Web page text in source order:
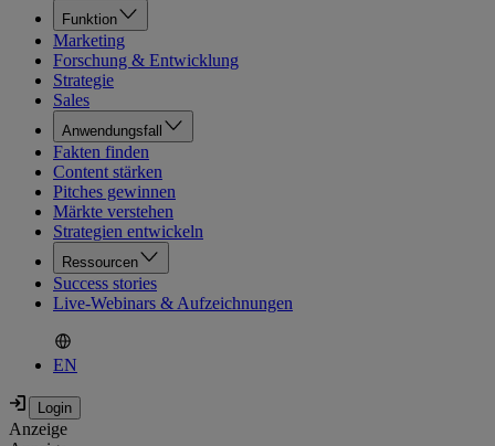
Funktion
Marketing
Forschung & Entwicklung
Strategie
Sales
Anwendungsfall
Fakten finden
Content stärken
Pitches gewinnen
Märkte verstehen
Strategien entwickeln
Ressourcen
Success stories
Live-Webinars & Aufzeichnungen
EN
Anzeige